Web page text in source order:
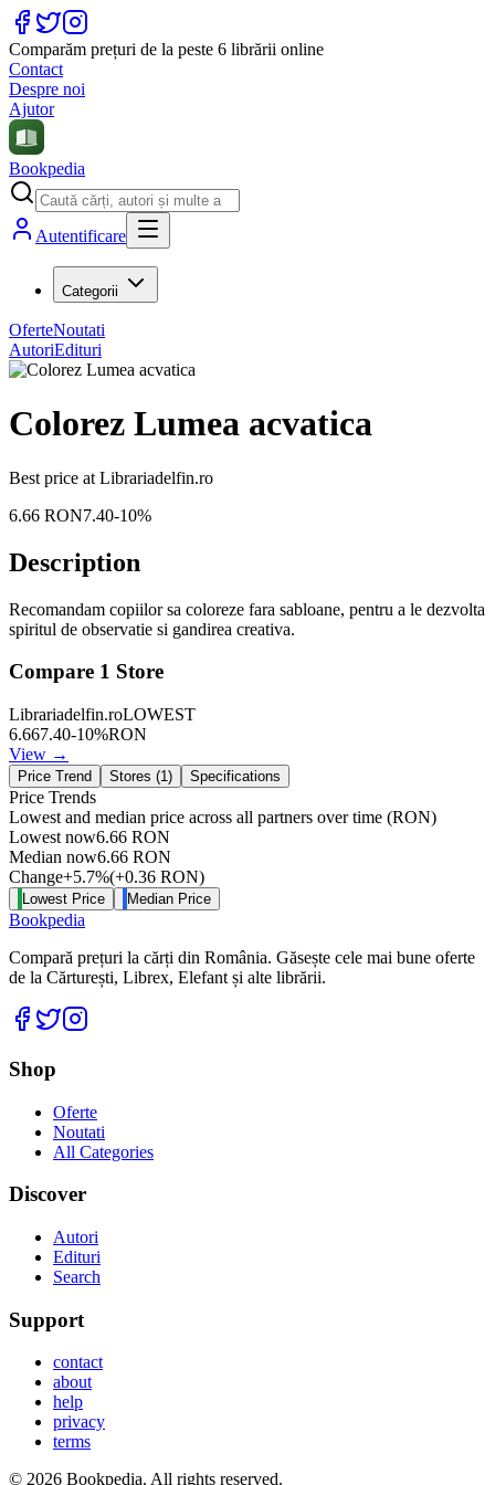
Comparăm prețuri de la peste 6 librării online
Contact
Despre noi
Ajutor
Bookpedia
Autentificare
Categorii
OferteNoutati
AutoriEdituri
Colorez Lumea acvatica
Best price at Librariadelfin.ro
6.66 RON7.40-10%
Description
Recomandam copiilor sa coloreze fara sabloane, pentru a le dezvolta
spiritul de observatie si gandirea creativa.
Compare 1 Store
Librariadelfin.roLOWEST
6.667.40-10%RON
View →
Price Trend Stores (1) Specifications
Price Trends
Lowest and median price across all partners over time (RON)
Lowest now6.66 RON
Median now6.66 RON
Change+5.7%(+0.36 RON)
Lowest Price Median Price
Bookpedia
Compară prețuri la cărți din România. Găsește cele mai bune oferte
de la Cărturești, Librex, Elefant și alte librării.
Facebook
Twitter
Shop
Oferte
Noutati
All Categories
Discover
Autori
Edituri
Search
Support
contact
about
help
privacy
terms
© 2026 Bookpedia. All rights reserved.